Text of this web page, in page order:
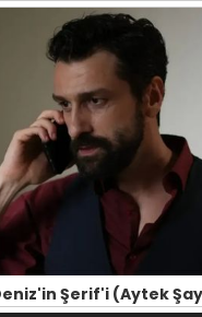
Şerif'i (Aytek